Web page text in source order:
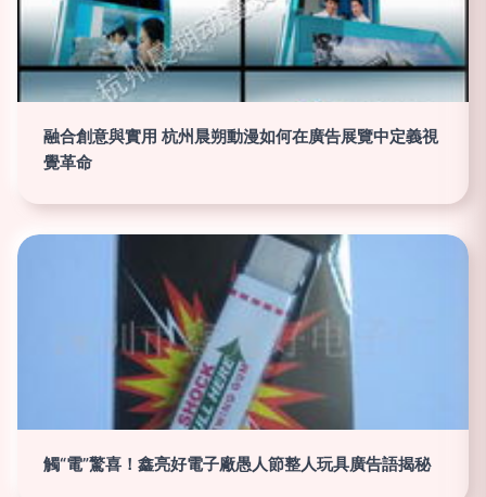
融合創意與實用 杭州晨朔動漫如何在廣告展覽中定義視
覺革命
觸“電”驚喜！鑫亮好電子廠愚人節整人玩具廣告語揭秘